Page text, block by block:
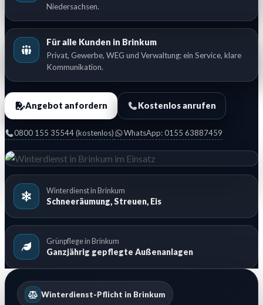
Niedersachsen.
Für alle Kunden in Brinkum
Privat, Gewerbe, WEG und Verwaltung: ein Service, klare
Kommunikation.
Angebot anfordern Kostenlos anrufen
0800 155 35544 (kostenlos) WhatsApp: 0155 63887459
Winterdienst in Brinkum
Schneeräumung, Streuen, Eis
Grünpflege in Brinkum
Ganzjährig gepflegte Außenanlagen
Winterdienst-Pflicht in Brinkum